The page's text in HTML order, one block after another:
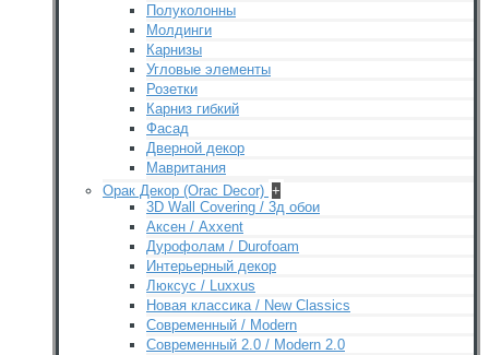
Полуколонны
Молдинги
Карнизы
Угловые элементы
Розетки
Карниз гибкий
Фасад
Дверной декор
Мавритания
Орак Декор (Orac Decor) +
3D Wall Covering / 3д обои
Аксен / Axxent
Дурофолам / Durofoam
Интерьерный декор
Люксус / Luxxus
Новая классика / New Classics
Современный / Modern
Современный 2.0 / Modern 2.0